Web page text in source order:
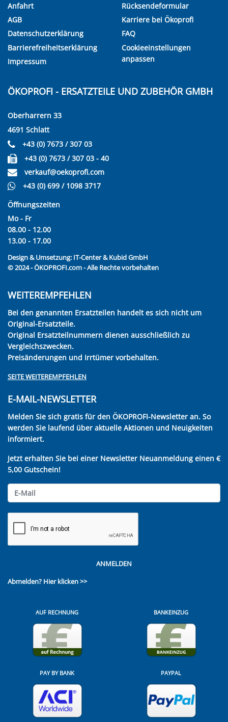
Anfahrt
AGB
Datenschutzerklärung
Barrierefreiheitserklärung
Impressum
Rücksendeformular
Karriere bei Ökoprofi
FAQ
Cookieeinstellungen
anpassen
ÖKOPROFI - ERSATZTEILE UND ZUBEHÖR GMBH
Oberharrern 33
4691 Schlatt
+43 (0) 7673 / 307 03
+43 (0) 7673 / 307 03 - 40
verkauf@oekoprofi.com
+43 (0) 699 / 1098 3717
Öffnungszeiten
Mo - Fr
08.00 - 12.00
13.00 - 17.00
Design & Umsetzung: IT-Center & Kubid GmbH
© 2024 - ÖKOPROFI.com - Alle Rechte vorbehalten
WEITEREMPFEHLEN
Bei den genannten Ersatzteilen handelt es sich nicht um
Original-Ersatzteile.
Original Ersatzteilnummern dienen ausschließlich zu
Vergleichszwecken.
Preisänderungen und Irrtümer vorbehalten.
SEITE WEITEREMPFEHLEN
E-MAIL-NEWSLETTER
Melden Sie sich gratis für den ÖKOPROFI-Newsletter an. So
werden Sie laufend über aktuelle Aktionen und Neuigkeiten
informiert.
Jetzt erhalten Sie bei einer Newsletter Neuanmeldung einen €
5,00 Gutschein!
ANMELDEN
Abmelden? Hier klicken >>
AUF RECHNUNG BANKEINZUG
PAY BY BANK PAYPAL